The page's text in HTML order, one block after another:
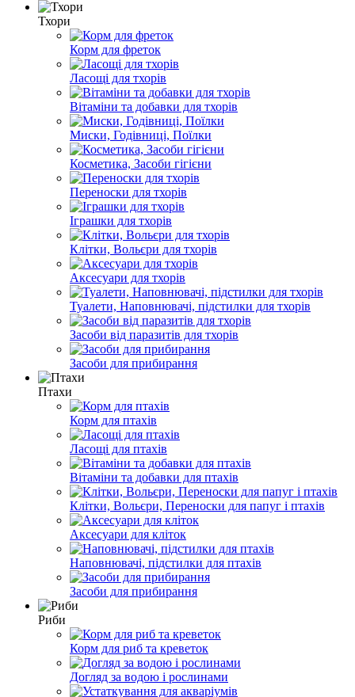
Тхори
Корм для фреток
Ласощі для тхорів
Вітаміни та добавки для тхорів
Миски, Годівниці, Поїлки
Косметика, Засоби гігієни
Переноски для тхорів
Іграшки для тхорів
Клітки, Вольєри для тхорів
Аксесуари для тхорів
Туалети, Наповнювачі, підстилки для тхорів
Засоби від паразитів для тхорів
Засоби для прибирання
Птахи
Корм для птахів
Ласощі для птахів
Вітаміни та добавки для птахів
Клітки, Вольєри, Переноски для папуг і птахів
Аксесуари для кліток
Наповнювачі, підстилки для птахів
Засоби для прибирання
Риби
Корм для риб та креветок
Догляд за водою і рослинами